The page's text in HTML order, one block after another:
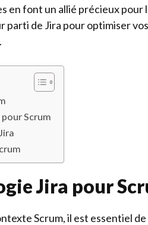
en font un allié précieux pour
parti de Jira pour optimiser
Scrum
Jira pour
Scrum, il est essentiel